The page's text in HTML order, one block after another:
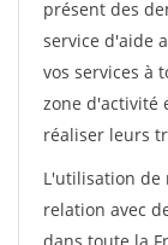
présent des
service d'aide
vos services à
zone d'activité
réaliser leurs
L'utilisation de
relation avec